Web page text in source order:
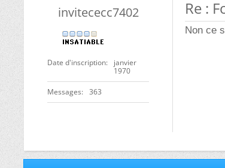
invitececc7402
Date d'inscription
janvier
1970
Messages 363
Re :
Non ce